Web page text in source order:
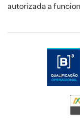
autorizada a